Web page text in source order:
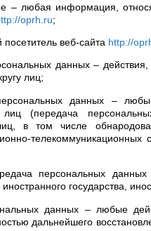
– любая информация,
oprh.ru;
веб-сайта http://
данных –
лиц;
данных –
лиц (передача
лиц, в том числе
телекоммуникационных
персональных
иностранного государства,
данных – любые
дальнейшего